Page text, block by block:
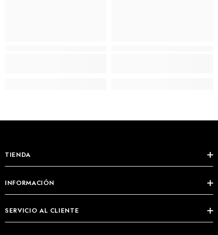
TIENDA
INFORMACIÓN
SERVICIO AL CLIENTE